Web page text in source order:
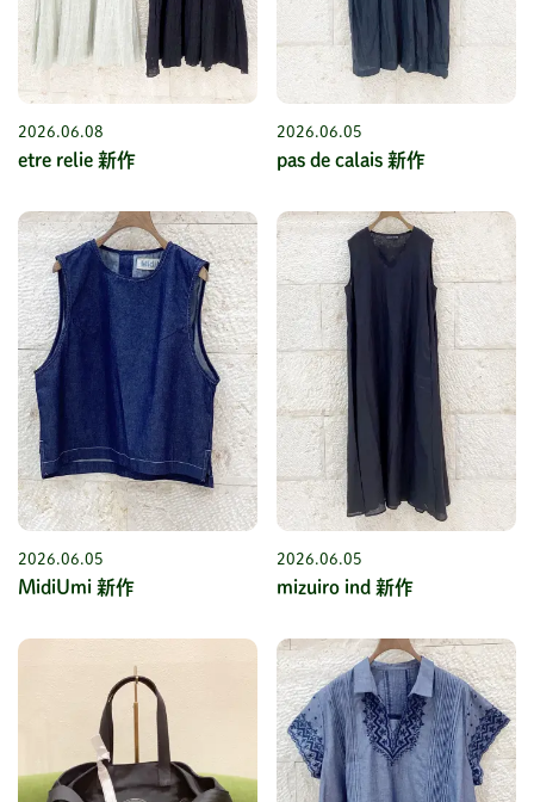
2026.06.08
etre relie 新作
2026.06.05
pas de calais 新作
2026.06.05
MidiUmi 新作
2026.06.05
mizuiro ind 新作